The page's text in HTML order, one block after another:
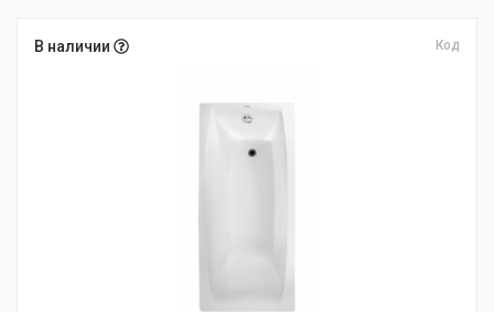
В наличии Код